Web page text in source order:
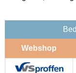
Webshop